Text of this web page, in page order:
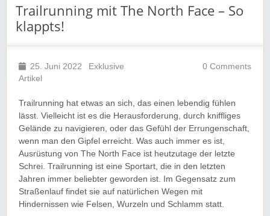
Trailrunning mit The North Face – So
klappts!
25. Juni 2022
Exklusive
Artikel
0 Comments
Trailrunning hat etwas an sich, das einen lebendig fühlen
lässt. Vielleicht ist es die Herausforderung, durch kniffliges
Gelände zu navigieren, oder das Gefühl der Errungenschaft,
wenn man den Gipfel erreicht. Was auch immer es ist,
Ausrüstung von The North Face ist heutzutage der letzte
Schrei. Trailrunning ist eine Sportart, die in den letzten
Jahren immer beliebter geworden ist. Im Gegensatz zum
Straßenlauf findet sie auf natürlichen Wegen mit
Hindernissen wie Felsen, Wurzeln und Schlamm statt.